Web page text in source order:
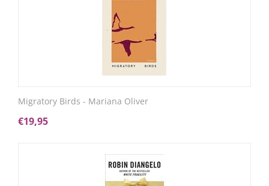
Migratory Birds - Mariana Oliver
€19,95